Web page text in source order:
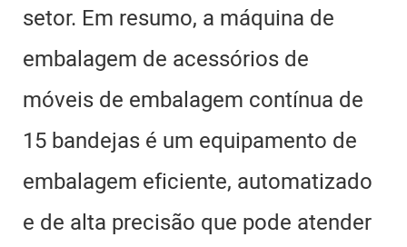
setor. Em resumo, a máquina de
embalagem de acessórios de
móveis de embalagem contínua de
15 bandejas é um equipamento de
embalagem eficiente, automatizado
e de alta precisão que pode atender